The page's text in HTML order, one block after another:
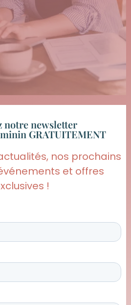
notre newsletter
GRATUITEMENT
nos prochains
et offres
!